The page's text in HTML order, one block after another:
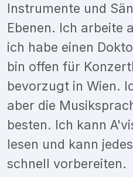
Instrumente und
Ebenen. Ich arbeite
ich habe einen
bin offen für
bevorzugt in Wien.
aber die
besten. Ich kann
lesen und kann
schnell vorbereiten.